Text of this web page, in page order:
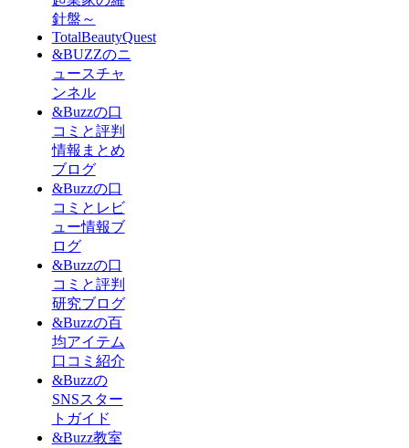
針盤～
TotalBeautyQuest
&BUZZのニ
ュースチャ
ンネル
&Buzzの口
コミと評判
情報まとめ
ブログ
&Buzzの口
コミとレビ
ュー情報ブ
ログ
&Buzzの口
コミと評判
研究ブログ
&Buzzの百
均アイテム
口コミ紹介
&Buzzの
SNSスター
トガイド
&Buzz教室